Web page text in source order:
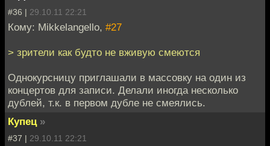
#36 | 29.10.11 22:21
Кому: Mikkelangello, #27
> зрители как будто не вживую смеются
Однокурсницу приглашали в массовку на один из
концертов для записи. Делали иногда несколько
дублей, т.к. в первом дубле не смеялись.
Купец »
#37 | 29.10.11 22:21